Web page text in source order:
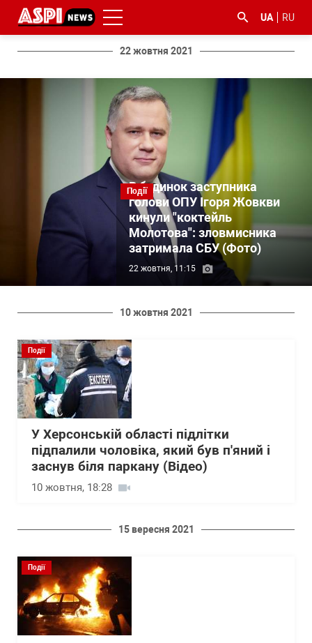
UA RU
22 жовтня 2021
Події
В будинок заступника
голови ОПУ Ігоря Жовкви
кинули "коктейль
Молотова": зловмисника
затримала СБУ (Фото)
22 жовтня, 11:15
10 жовтня 2021
Події
У Херсонській області підлітки
підпалили чоловіка, який був п'яний і
заснув біля паркану (Відео)
10 жовтня, 18:28
15 вересня 2021
Події
корупцією
#ДФС #Київ #коронавірус